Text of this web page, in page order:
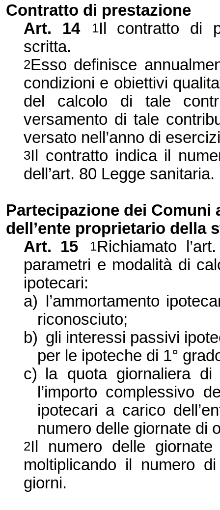
Contratto di prestazione
Art. 14
1Il contratto di
scritta.
2Esso definisce
condizioni e obiettivi
del calcolo di tale
versamento di tale
versato nell’anno di
3Il contratto indica il
dell’art. 80 Legge sanitaria.
Partecipazione dei Comuni
dell’ente proprietario della
Art. 15
1Richiamato
parametri e modalità di
ipotecari:
a)
l’ammortamento
riconosciuto;
b) gli interessi passivi
per le ipoteche di 1°
c)
la quota giornaliera
l’importo complessivo
ipotecari a carico
numero delle giornate di
2Il numero delle
moltiplicando il numero
giorni.